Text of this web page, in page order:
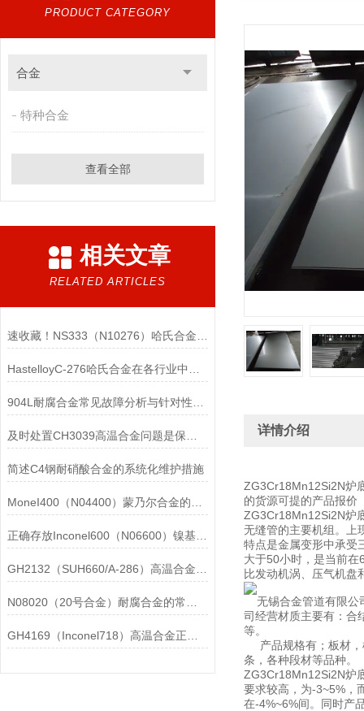
PRODUCT CATEGORY
合金
特种合金
查看全部
相关文章
RELATED ARTICLES
简述C4钢耐硝酸合金的系统化维护措施
正确存放Inconel600（N06600）镍基合金的重要性介绍
详情介绍
ZG3Cr18Mn12Si2N炉
的货源可提的产品报价
ZG3Cr18Mn12Si2N炉
无缝管的主要机组。上
特点是金属变形中承
大于50小时，是当前
比发动机涡、压气机盘
无锡合金管道有限公
司经营材质主要有：合
等。
产品规格有；板材，
条，各种段材等品种。
ZG3Cr18Mn12Si2N炉
要求较高，为-3~5%，
在-4%~6%间。同时产